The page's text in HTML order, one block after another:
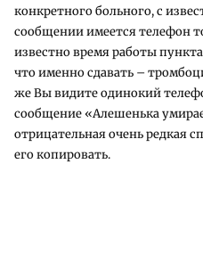
конкретного больного, с
сообщении имеется телефон
известно время работы
что именно сдавать –
же Вы видите одинокий
сообщение «Алешенька
отрицательная очень редкая
его копировать.